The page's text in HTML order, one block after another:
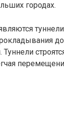
городах.